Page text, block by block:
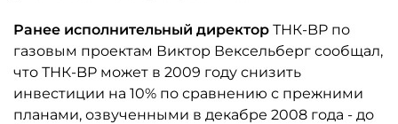
Ранее исполнительный директор ТНК-BP по
газовым проектам Виктор Вексельберг сообщал,
что ТНК-BP может в 2009 году снизить
инвестиции на 10% по сравнению с прежними
планами, озвученными в декабре 2008 года - до